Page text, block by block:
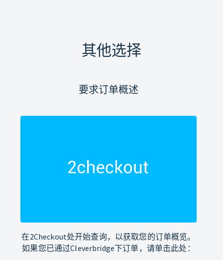
其他选择
要求订单概述
在2Checkout处开始查询，以获取您的订单概览。
如果您已通过Cleverbridge下订单，请单击此处：